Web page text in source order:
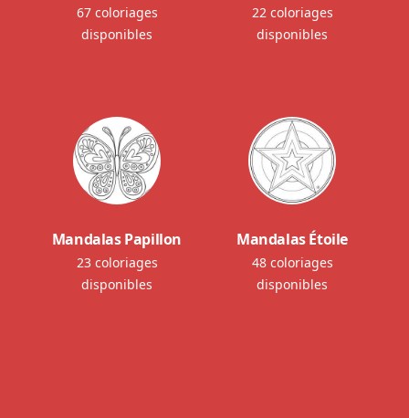
67 coloriages
disponibles
22 coloriages
disponibles
Mandalas Papillon
23 coloriages
disponibles
Mandalas Étoile
48 coloriages
disponibles